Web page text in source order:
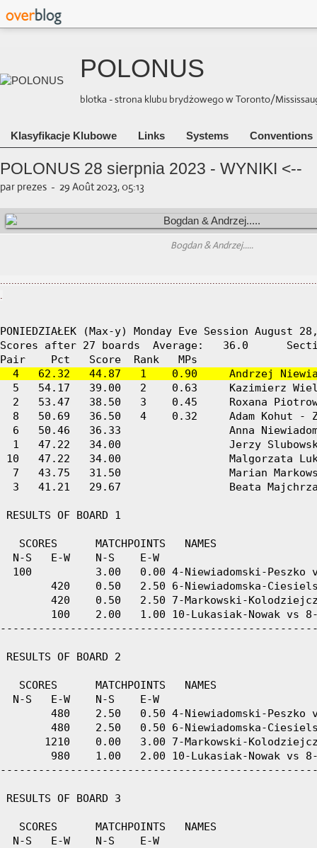
POLONUS
blotka - strona klubu brydżowego w Toronto/
Klasyfikacje Klubowe Links Systems Conventions
POLONUS 28 sierpnia 2023 - WYNIKI <--
par prezes - 29 Août 2023, 05:13
Bogdan & Andrzej.....
.
PONIEDZIAŁEK (Max-y) Monday Eve Session August
Scores after 27 boards  Average:   36.0
4   62.32   44.87   1    0.90     Andrzej